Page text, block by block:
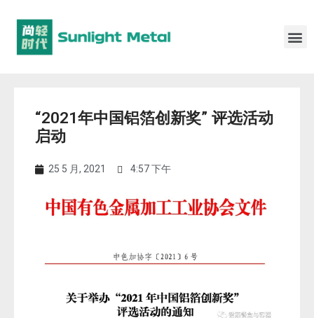
“2021年中国铝箔创新奖” 评选活动
启动
25 5 月, 2021 4:57 下午